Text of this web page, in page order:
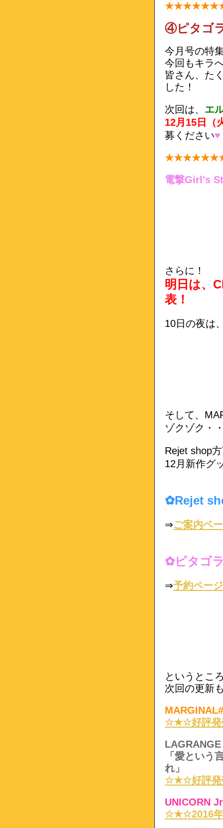
★★★★★★
④ピタゴ
今月号の特
今回もキラ
皆さん、た
した！
次回は、 エ
12月15日（
募ください♥
★★★★★★
電撃Girl's
さらに！
明日は、
表！
10日の夜は
そして、
ゾクゾク・
Rejet shop
12月新作グ
✿Rejet
⇒ご案内ペ
✿ピタゴ
⇒予約ページ
というとこ
次回の更新
☆★☆好評
「愛という
れ」
☆★☆好評
UNICORN
☆★☆2016